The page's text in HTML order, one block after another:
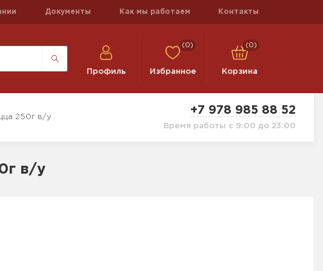
Документы Как мы работаем Контакты
Профиль
(0)
Избранное
(0)
Корзина
250г в/у
+7 978 985 88 52
Время работы с 9:00 до 23:00
в/у